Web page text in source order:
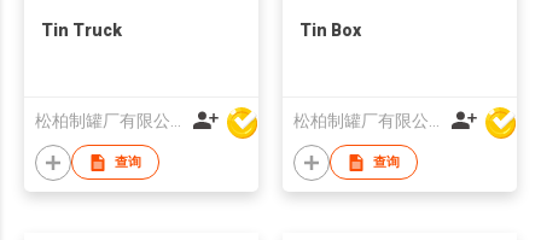
Tin Truck
松柏制罐厂有限公司
查询
Tin Box
松柏制罐厂有限公司
查询